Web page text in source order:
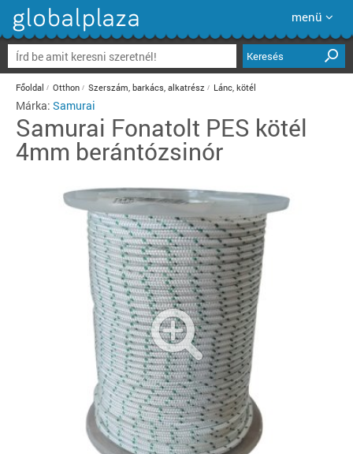
menü
Keresés
Főoldal Otthon Szerszám, barkács, alkatrész Lánc, kötél
Márka: Samurai
Samurai Fonatolt PES kötél
4mm berántózsinór